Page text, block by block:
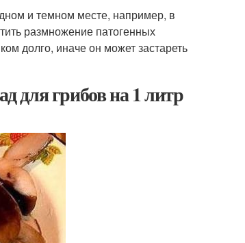
и темном месте, например, в
размножение патогенных
долго, иначе он может застареть
для грибов на 1 литр